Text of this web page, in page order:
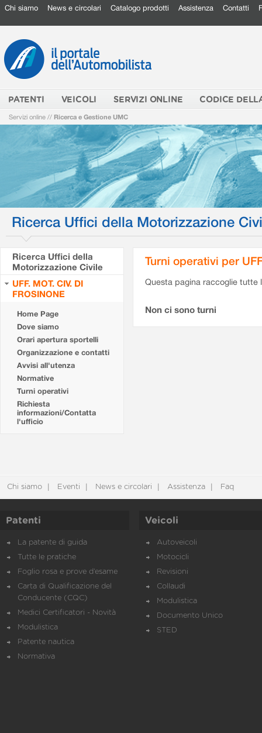
Chi siamo News e circolari Catalogo prodotti Assistenza Contatti
PATENTI VEICOLI SERVIZI ONLINE CODICE
Servizi online // Ricerca e Gestione UMC
Ricerca Uffici della Motorizzazione
Ricerca Uffici della
Motorizzazione Civile
UFF. MOT. CIV. DI
FROSINONE
Home Page
Dove siamo
Orari apertura sportelli
Organizzazione e contatti
Avvisi all'utenza
Normative
Turni operativi
Richiesta
informazioni/Contatta
l'ufficio
Turni operativi per
Questa pagina raccoglie tutte
Non ci sono turni
Chi siamo Eventi News e circolari Assistenza Faq
Patenti
La patente di guida
Tutte le pratiche
Foglio rosa e prove d’esame
Carta di Qualificazione del
Conducente (CQC)
Medici Certificatori - Novità
Modulistica
Patente nautica
Normativa
Veicoli
Autoveicoli
Motocicli
Revisioni
Collaudi
Modulistica
Documento Unico
STED